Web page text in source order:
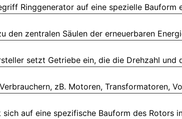
Ringgenerator auf eine spezielle Bauform
den zentralen Säulen der erneuerbaren
setzt Getriebe ein, die die Drehzahl und
zB. Motoren, Transformatoren,
auf eine spezifische Bauform des Rotors